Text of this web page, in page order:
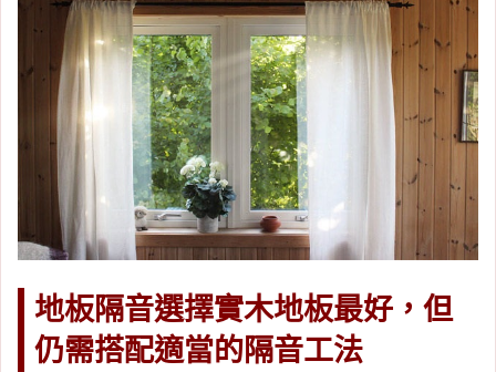
地板隔音選擇實木地板最好，但
仍需搭配適當的隔音工法